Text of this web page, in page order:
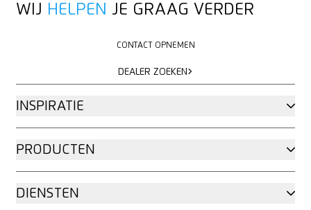
WIJ HELPEN JE GRAAG VERDER
CONTACT OPNEMEN
DEALER ZOEKEN
INSPIRATIE
PRODUCTEN
DIENSTEN